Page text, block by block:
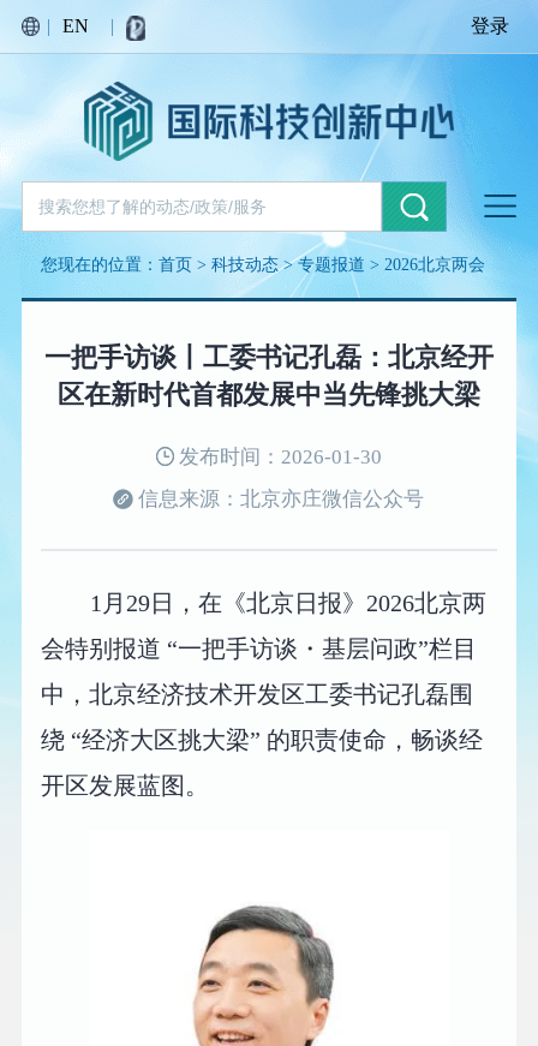
| EN | 登录
您现在的位置：首页 >科技动态>专题报道 > 2026北京两会
一把手访谈丨工委书记孔磊：北京经开
区在新时代首都发展中当先锋挑大梁
发布时间：2026-01-30
信息来源：北京亦庄微信公众号
1月29日，在《北京日报》2026北京两
会特别报道 “一把手访谈・基层问政”栏目
中，北京经济技术开发区工委书记孔磊围
绕 “经济大区挑大梁” 的职责使命，畅谈经
开区发展蓝图。